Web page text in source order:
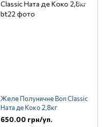
Желе Полуничне Bon Classic
Ната де Коко 2,8кг
650.00 грн/уп.